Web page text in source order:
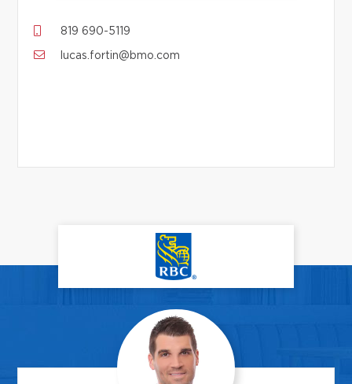
819 690-5119
lucas.fortin@bmo.com